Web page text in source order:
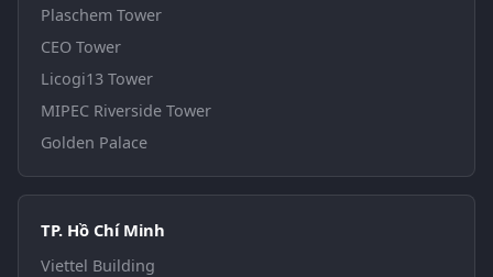
Plaschem Tower
CEO Tower
Licogi13 Tower
MIPEC Riverside Tower
Golden Palace
TP. Hồ Chí Minh
Viettel Building